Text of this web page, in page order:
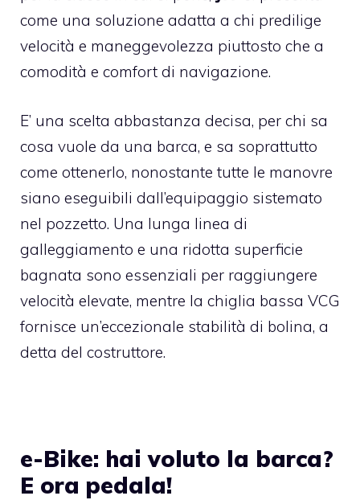
come una soluzione adatta a chi predilige
velocità e maneggevolezza piuttosto che a
comodità e comfort di navigazione.
E’ una scelta abbastanza decisa, per chi sa
cosa vuole da una barca, e sa soprattutto
come ottenerlo, nonostante tutte le manovre
siano eseguibili dall’equipaggio sistemato
nel pozzetto. Una lunga linea di
galleggiamento e una ridotta superficie
bagnata sono essenziali per raggiungere
velocità elevate, mentre la chiglia bassa VCG
fornisce un’eccezionale stabilità di bolina, a
detta del costruttore.
e-Bike: hai voluto la barca?
E ora pedala!